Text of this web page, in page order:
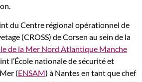
du Centre régional opérationnel de
(CROSS) de Corsen au sein de la
de la Mer Nord Atlantique Manche
l’École nationale de sécurité et
(ENSAM) à Nantes en tant que chef